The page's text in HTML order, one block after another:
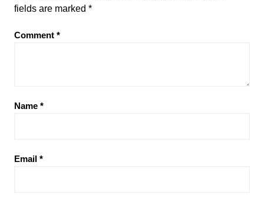
fields are marked *
Comment *
Name *
Email *